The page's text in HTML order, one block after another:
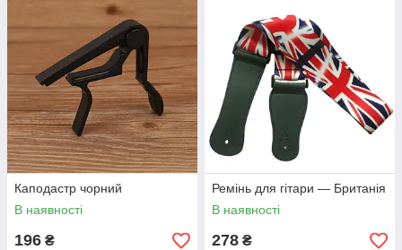
Каподастр чорний
В наявності
196 ₴
Ремінь для гітари — Британія
В наявності
278 ₴